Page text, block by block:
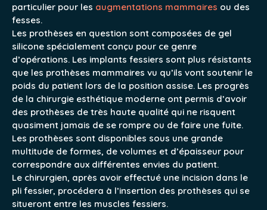
particulier pour les augmentations mammaires ou des
fesses.
Les prothèses en question sont composées de gel
silicone spécialement conçu pour ce genre
d’opérations. Les implants fessiers sont plus résistants
que les prothèses mammaires vu qu’ils vont soutenir le
poids du patient lors de la position assise. Les progrès
de la chirurgie esthétique moderne ont permis d’avoir
des prothèses de très haute qualité qui ne risquent
quasiment jamais de se rompre ou de faire une fuite.
Les prothèses sont disponibles sous une grande
multitude de formes, de volumes et d’épaisseur pour
correspondre aux différentes envies du patient.
Le chirurgien, après avoir effectué une incision dans le
pli fessier, procédera à l’insertion des prothèses qui se
situeront entre les muscles fessiers.